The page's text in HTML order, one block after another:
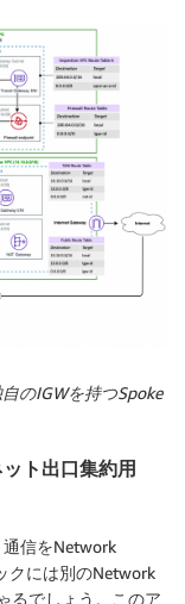
のIGWを持つSpoke
ト出口集約用
信をNetwork
クには別のNetwork
るでしょう。このア